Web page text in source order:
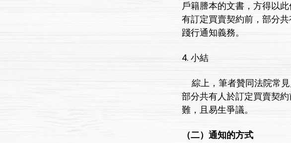
戶籍謄本的文書，方得以
有訂定買賣契約前，部分
踐行通知義務。
4. 小結
綜上，筆者贊同法院常見
部分共有人於訂定買賣契
難，且易生爭議。
（二）通知的方式